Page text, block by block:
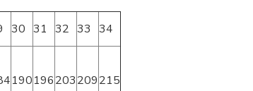
30 31 32 33
34
190196203209215